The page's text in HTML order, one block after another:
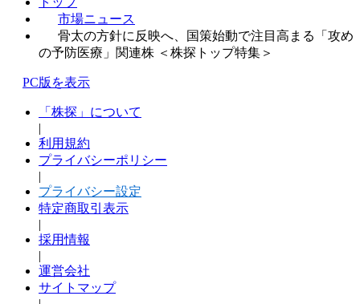
市場ニュース
骨太の方針に反映へ、国策始動で注目高まる「攻め
の予防医療」関連株 ＜株探トップ特集＞
PC版を表示
「株探」について
|
利用規約
プライバシーポリシー
|
プライバシー設定
特定商取引表示
|
採用情報
|
運営会社
サイトマップ